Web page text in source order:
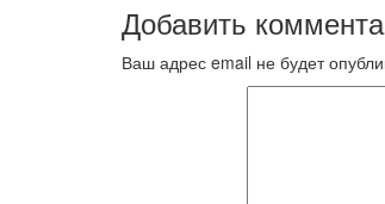
Добавить
Ваш адрес email не будет